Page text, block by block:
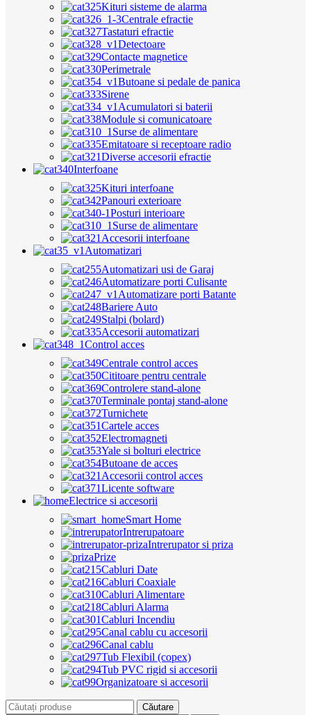
Kituri sisteme de alarma
Centrale efractie
Tastaturi efractie
Detectoare
Contacte magnetice
Perimetrale
Butoane si pedale de panica
Sirene
Acumulatori si baterii
Module si comunicatoare
Surse de alimentare
Emitatoare si receptoare radio
Diverse accesorii efractie
Interfoane
Kituri interfoane
Panouri exterioare
Posturi interioare
Surse de alimentare
Accesorii interfoane
Automatizari
Automatizari usi de Garaj
Automatizare porti Culisante
Automatizare porti Batante
Bariere Auto
Stalpi (bolard)
Accesorii automatizari
Control acces
Centrale control acces
Cititoare pentru centrale
Controlere stand-alone
Terminale pontaj stand-alone
Turnichete
Cartele acces
Electromagneti
Yale si bolturi electrice
Butoane de acces
Accesorii control acces
Licente software
Electrice si accesorii
Smart Home
Intrerupatoare
Intrerupator si priza
Prize
Cabluri Date
Cabluri Coaxiale
Cabluri Alimentare
Cabluri Alarma
Cabluri Incendiu
Canal cablu cu accesorii
Canal cablu
Tub Flexibil (copex)
Tub PVC rigid si accesorii
Organizatoare si accesorii
Căutare